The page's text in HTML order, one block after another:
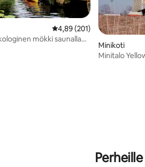
Keskimääräinen arvio 4,89/
4,89 (201)
mökki saunalla
Minikoti
Minitalo